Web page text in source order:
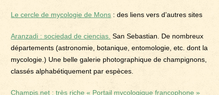
Le cercle de mycologie de Mons : des liens vers d’autres sites
Aranzadi : sociedad de ciencias. San Sebastian. De nombreux
départements (astronomie, botanique, entomologie, etc. dont la
mycologie.) Une belle galerie photographique de champignons,
classés alphabétiquement par espèces.
Champis.net : très riche « Portail mycologique francophone »